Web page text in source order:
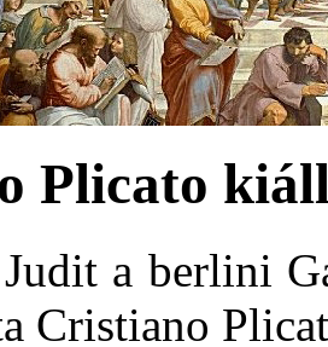
Plicato
a berlini
Cristiano